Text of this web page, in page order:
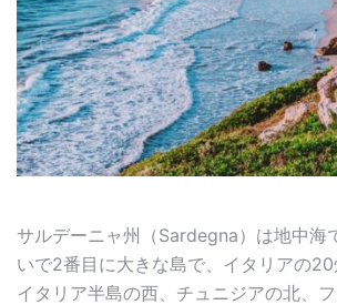
サルデーニャ州（Sardegna）は地中海
いで2番目に大きな島で、イタリアの20
イタリア半島の西、チュニジアの北、